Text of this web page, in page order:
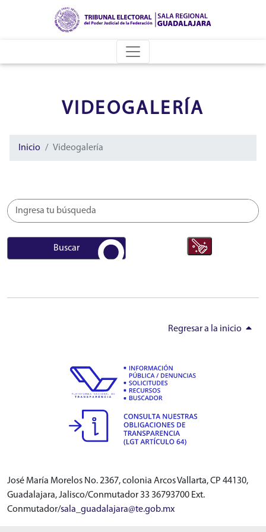
VIDEOGALERÍA
Inicio Videogalería
Buscar
Regresar a la inicio
José María Morelos No. 2367, colonia Arcos Vallarta, CP 44130,
Guadalajara, Jalisco/Conmutador 33 36793700 Ext.
Conmutador/sala_guadalajara@te.gob.mx